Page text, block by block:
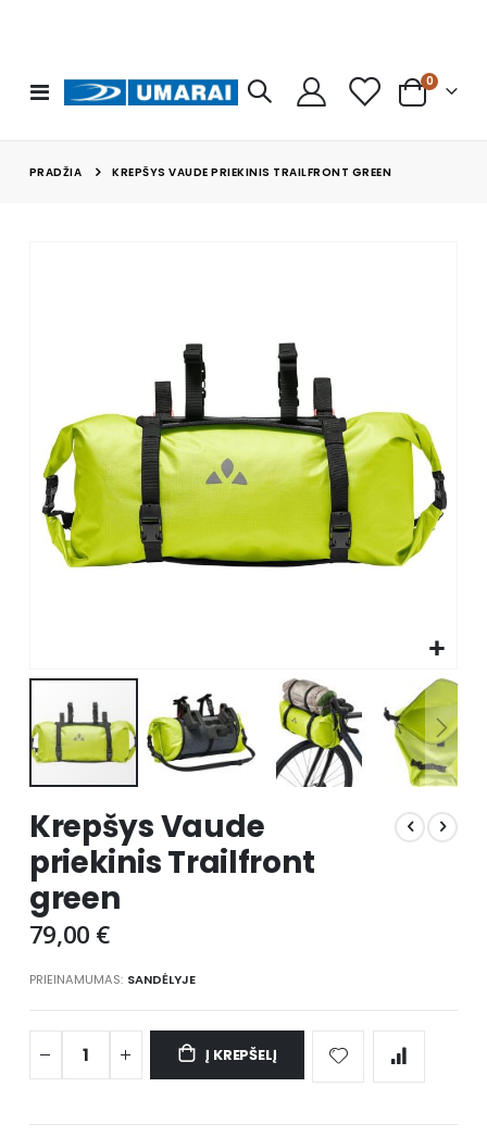
Toggle
Nav
Cart
0prekės
PRADŽIA KREPŠYS VAUDE PRIEKINIS TRAILFRONT GREEN
to
the
beginning
of
the
images
Krepšys Vaude
priekinis Trailfront
green
79,00 €
PRIEINAMUMAS: SANDĖLYJE
Į KREPŠELĮ